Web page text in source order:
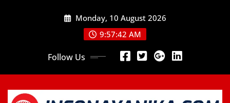
Monday, 10 August 2026
9:57:44 AM
Follow Us